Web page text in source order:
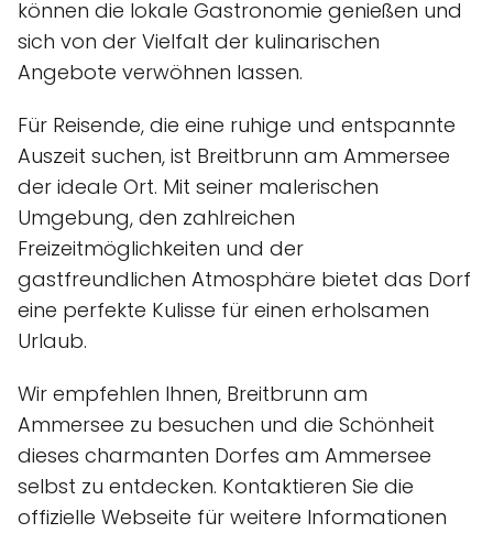
können die lokale Gastronomie genießen und
sich von der Vielfalt der kulinarischen
Angebote verwöhnen lassen.
Für Reisende, die eine ruhige und entspannte
Auszeit suchen, ist Breitbrunn am Ammersee
der ideale Ort. Mit seiner malerischen
Umgebung, den zahlreichen
Freizeitmöglichkeiten und der
gastfreundlichen Atmosphäre bietet das Dorf
eine perfekte Kulisse für einen erholsamen
Urlaub.
Wir empfehlen Ihnen, Breitbrunn am
Ammersee zu besuchen und die Schönheit
dieses charmanten Dorfes am Ammersee
selbst zu entdecken. Kontaktieren Sie die
offizielle Webseite für weitere Informationen